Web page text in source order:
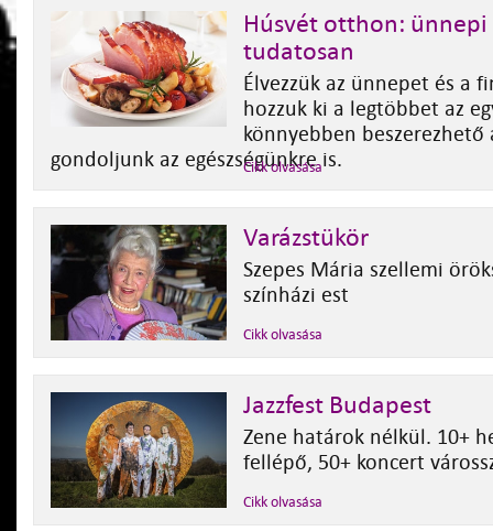
Húsvét otthon: ünnepi
tudatosan
Élvezzük az ünnepet és a
hozzuk ki a legtöbbet az
könnyebben
gondoljunk az egészségünkre is.
Cikk olvasása
Varázstükör
Szepes Mária szellemi
színházi est
Cikk olvasása
Jazzfest Budapest
Zene határok nélkül. 10+
fellépő, 50+ koncert
Cikk olvasása